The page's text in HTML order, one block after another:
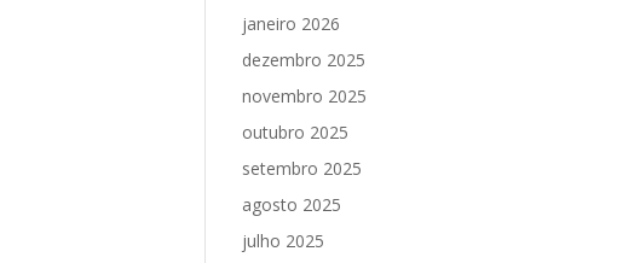
janeiro 2026
dezembro 2025
novembro 2025
outubro 2025
setembro 2025
agosto 2025
julho 2025